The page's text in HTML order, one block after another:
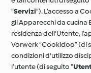
“Servizi“). L’accesso a
gli Apparecchi da cucina
residenza dell'Utente,
Vorwerk “Cookidoo” (di
condizioni d'utilizzo
l’utente (di seguito “